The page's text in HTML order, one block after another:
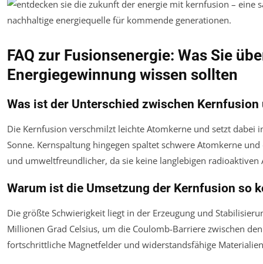
FAQ zur Fusionsenergie: Was Sie
Energiegewinnung wissen sollten
Was ist der Unterschied zwischen Kernfusion
Die Kernfusion verschmilzt leichte Atomkerne und setzt dabei
Sonne. Kernspaltung hingegen spaltet schwere Atomkerne
und umweltfreundlicher, da sie keine langlebigen radioaktiven
Warum ist die Umsetzung der Kernfusion so
Die größte Schwierigkeit liegt in der Erzeugung und
Millionen Grad Celsius, um die Coulomb-Barriere zwischen
fortschrittliche Magnetfelder und widerstandsfähige